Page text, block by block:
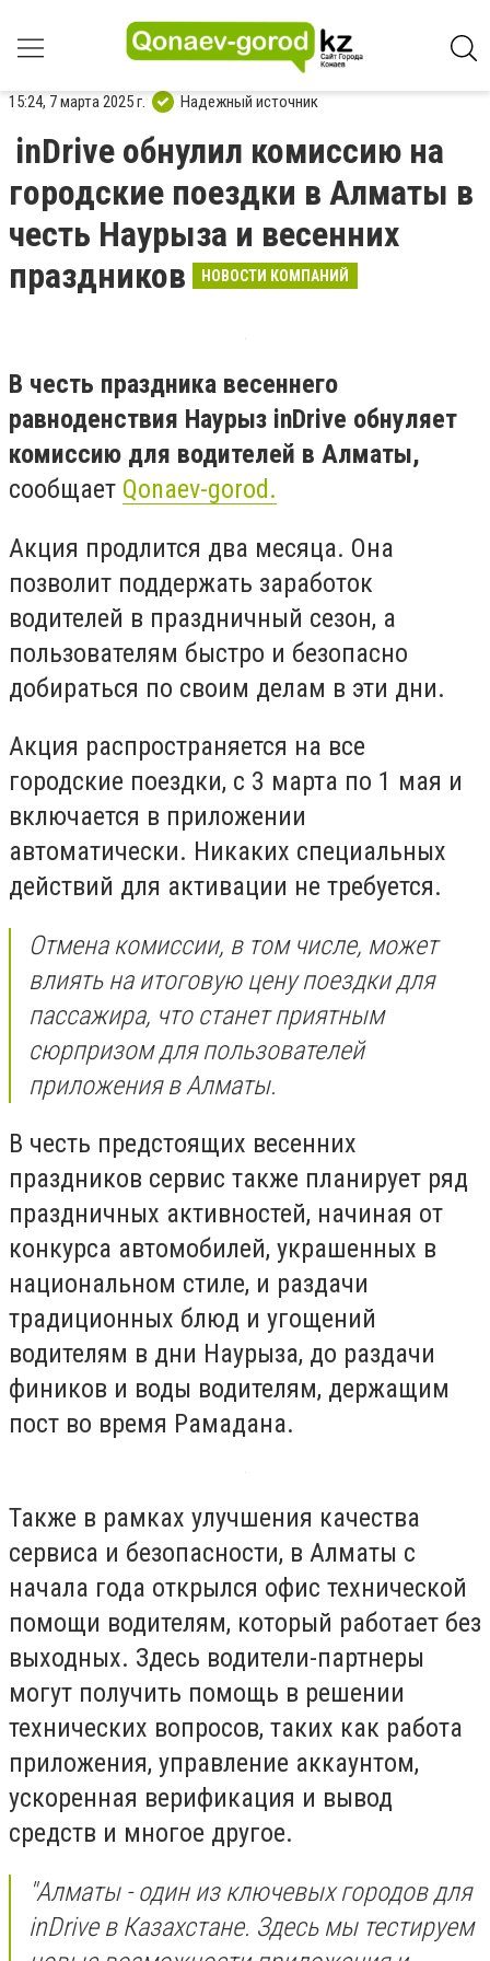
15:24, 7 марта 2025 г. Надежный источник
inDrive обнулил комиссию на
городские поездки в Алматы в
честь Наурыза и весенних
праздников
НОВОСТИ КОМПАНИЙ
В честь праздника весеннего
равноденствия Наурыз inDrive обнуляет
комиссию для водителей в Алматы,
сообщает Qonaev-gorod.
Акция продлится два месяца. Она
позволит поддержать заработок
водителей в праздничный сезон, а
пользователям быстро и безопасно
добираться по своим делам в эти дни.
Акция распространяется на все
городские поездки, с 3 марта по 1 мая и
включается в приложении
автоматически. Никаких специальных
действий для активации не требуется.
Отмена комиссии, в том числе, может
влиять на итоговую цену поездки для
пассажира, что станет приятным
сюрпризом для пользователей
приложения в Алматы.
В честь предстоящих весенних
праздников сервис также планирует ряд
праздничных активностей, начиная от
конкурса автомобилей, украшенных в
национальном стиле, и раздачи
традиционных блюд и угощений
водителям в дни Наурыза, до раздачи
фиников и воды водителям, держащим
пост во время Рамадана.
Также в рамках улучшения качества
сервиса и безопасности, в Алматы с
начала года открылся офис технической
помощи водителям, который работает без
выходных. Здесь водители-партнеры
могут получить помощь в решении
технических вопросов, таких как работа
приложения, управление аккаунтом,
ускоренная верификация и вывод
средств и многое другое.
"Алматы - один из ключевых городов для
inDrive в Казахстане. Здесь мы тестируем